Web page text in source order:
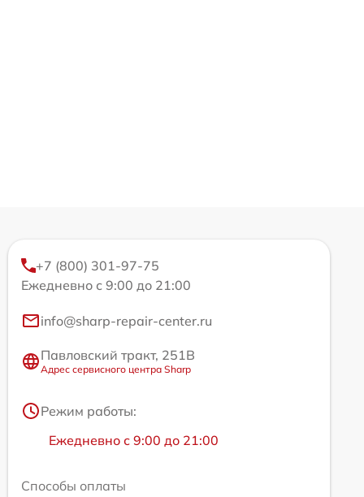
+7 (800) 301-97-75
Ежедневно с 9:00 до 21:00
info@sharp-repair-center.ru
Павловский тракт, 251В
Адрес сервисного центра Sharp
Режим работы:
Ежедневно с 9:00 до 21:00
Способы оплаты